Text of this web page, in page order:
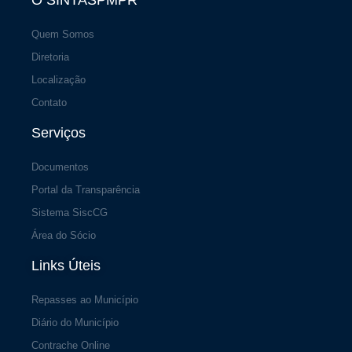
Quem Somos
Diretoria
Localização
Contato
Serviços
Documentos
Portal da Transparência
Sistema SiscCG
Área do Sócio
Links Úteis
Repasses ao Município
Diário do Município
Contrache Online